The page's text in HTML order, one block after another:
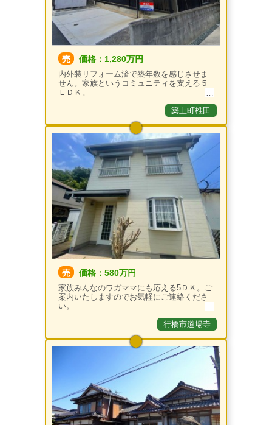
売 価格：1,280万円
内外装リフォーム済で築年数を感じさせま
せん。家族というコミュニティを支える５
ＬＤＫ。
築上町椎田
売 価格：580万円
家族みんなのワガママにも応える5ＤＫ。ご
案内いたしますのでお気軽にご連絡くださ
い。
行橋市道場寺